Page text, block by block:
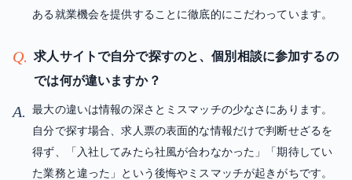
ある就業機会を提供することに徹底的にこだわっています。
Q.
求人サイトで自分で探すのと、個別相談に参加するの
では何が違いますか？
A.
最大の違いは情報の深さとミスマッチの少なさにあります。
自分で探す場合、求人票の表面的な情報だけで判断せざるを
得ず、「入社してみたら社風が合わなかった」「期待してい
た業務と違った」という後悔やミスマッチが起きがちです。